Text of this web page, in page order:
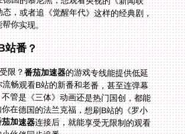
，或者追《觉醒年代》这样的经典剧，
帮你实现。
站番？
限？番茄加速器的游戏专线能提供低延
迟的连接，让你流畅观看B站的新番和老番，甚至连弹幕
都能正常加载。不管是《三体》动画还是热门国创，都能
随时追更。比如你在德国的法兰克福，想刷B站的《罗小
茄加速器连接后，就能享受无限制的观看